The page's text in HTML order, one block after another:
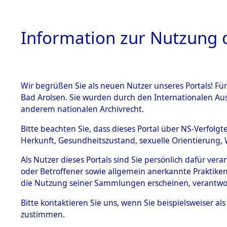
HOME
BESTÄNDE
Inhaftierungsdoku
mente
5. Verschiedenes
Todesmärsche
5.3.1 Alliierte
Information zur Nutzung
Wir begrüßen Sie als neuen Nutzer unseres Portals!
Bad Arolsen. Sie wurden durch den Internationalen
anderem nationalen Archivrecht.
Bitte beachten Sie, dass dieses Portal über NS-
Herkunft, Gesundheitszustand, sexuelle
Als Nutzer dieses Portals sind Sie persönlich dafür
oder Betroffener sowie allgemein anerkannte
die Nutzung seiner Sammlungen erscheinen,
Bitte kontaktieren Sie uns, wenn Sie beispielsweiser
zustimmen.